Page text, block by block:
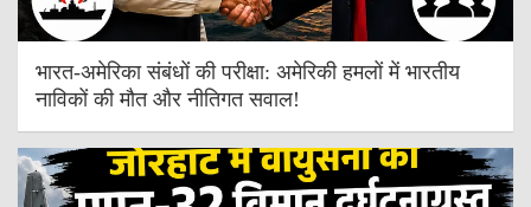
भारत-अमेरिका संबंधों की परीक्षा: अमेरिकी हमलों में भारतीय
नाविकों की मौत और नीतिगत सवाल!